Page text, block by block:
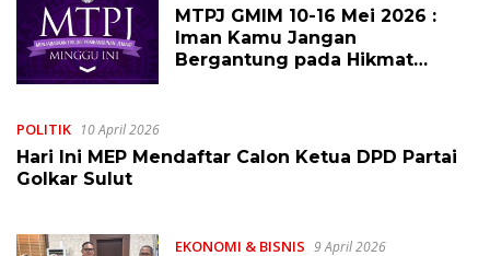
MTPJ GMIM 10-16 Mei 2026 :
Iman Kamu Jangan
Bergantung pada Hikmat
POLITIK 10 April 2026
Hari Ini MEP Mendaftar Calon Ketua DPD Partai
Golkar Sulut
EKONOMI & BISNIS 9 April 2026